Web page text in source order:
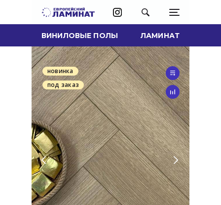
ВИНИЛОВЫЕ ПОЛЫ ЛАМИНАТ
новинка
под заказ